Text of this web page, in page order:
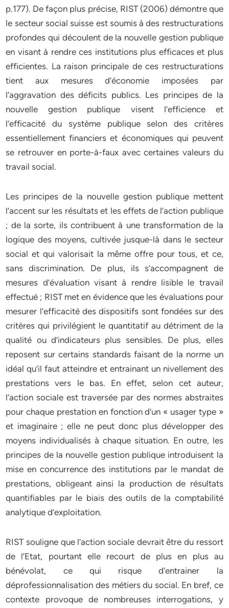
p.177). De façon plus précise, RIST (2006) démontre que
le secteur social suisse est soumis à des restructurations
profondes qui découlent de la nouvelle gestion publique
en visant à rendre ces institutions plus efficaces et plus
efficientes. La raison principale de ces restructurations
tient aux mesures d’économie imposées par
l’aggravation des déficits publics. Les principes de la
nouvelle gestion publique visent l’efficience et
l’efficacité du système publique selon des critères
essentiellement financiers et économiques qui peuvent
se retrouver en porte-à-faux avec certaines valeurs du
travail social.
Les principes de la nouvelle gestion publique mettent
l’accent sur les résultats et les effets de l’action publique
; de la sorte, ils contribuent à une transformation de la
logique des moyens, cultivée jusque-là dans le secteur
social et qui valorisait la même offre pour tous, et ce,
sans discrimination. De plus, ils s’accompagnent de
mesures d’évaluation visant à rendre lisible le travail
effectué ; RIST met en évidence que les évaluations pour
mesurer l’efficacité des dispositifs sont fondées sur des
critères qui privilégient le quantitatif au détriment de la
qualité ou d’indicateurs plus sensibles. De plus, elles
reposent sur certains standards faisant de la norme un
idéal qu’il faut atteindre et entrainant un nivellement des
prestations vers le bas. En effet, selon cet auteur,
l’action sociale est traversée par des normes abstraites
pour chaque prestation en fonction d’un « usager type »
et imaginaire ; elle ne peut donc plus développer des
moyens individualisés à chaque situation. En outre, les
principes de la nouvelle gestion publique introduisent la
mise en concurrence des institutions par le mandat de
prestations, obligeant ainsi la production de résultats
quantifiables par le biais des outils de la comptabilité
analytique d’exploitation.
RIST souligne que l’action sociale devrait être du ressort
de l’Etat, pourtant elle recourt de plus en plus au
bénévolat, ce qui risque d’entrainer la
déprofessionnalisation des métiers du social. En bref, ce
contexte provoque de nombreuses interrogations, y